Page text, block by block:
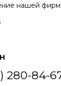
нашей
280-84-